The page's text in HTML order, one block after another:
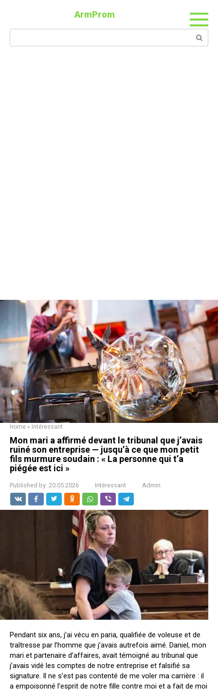
ArmProm
Home » Intéressant
Mon mari a affirmé devant le tribunal que j’avais
ruiné son entreprise — jusqu’à ce que mon petit
fils murmure soudain : « La personne qui t’a
piégée est ici »
Published by: 20.05.2026 Intéressant Admin
Pendant six ans, j’ai vécu en paria, qualifiée de voleuse et de
traîtresse par l’homme que j’avais autrefois aimé. Daniel, mon
mari et partenaire d’affaires, avait témoigné au tribunal que
j’avais vidé les comptes de notre entreprise et falsifié sa
signature. Il ne s’est pas contenté de me voler ma carrière : il
a empoisonné l’esprit de notre fille contre moi et a fait de moi